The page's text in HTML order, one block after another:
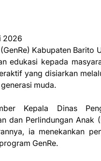
2026
Kabupaten Barito
edukasi kepada
yang disiarkan
muda.
Kepala Dinas
dan Perlindungan Anak
ia menekankan
GenRe.